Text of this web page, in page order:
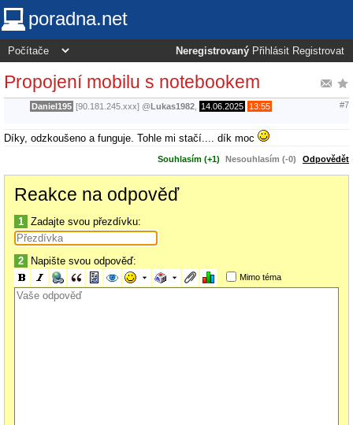
poradna.net
Neregistrovaný Přihlásit Registrovat
Propojení mobilu s notebookem
Daniel195 [90.181.245.xxx] @Lukas1982 14.06.2025 13:55 #7
Díky, odzkoušeno a funguje. Tohle mi stačí.... dík moc
Souhlasím (+1) Nesouhlasím (-0) Odpovědět
Reakce na odpověď
1 Zadajte svou přezdívku:
2 Napište svou odpověď:
Mimo téma